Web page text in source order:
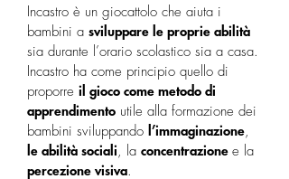
Incastro è un giocattolo che aiuta i
bambini a sviluppare le proprie abilità
sia durante l’orario scolastico sia a casa.
Incastro ha come principio quello di
proporre il gioco come metodo di
apprendimento utile alla formazione dei
bambini sviluppando l’immaginazione,
le abilità sociali , la concentrazione e la
percezione visiva.